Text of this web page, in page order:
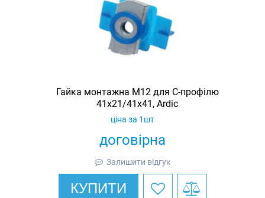
Гайка монтажна M12 для C-профілю
41х21/41х41, Ardic
договірна
ціна за 1шт
Залишити відгук
КУПИТИ